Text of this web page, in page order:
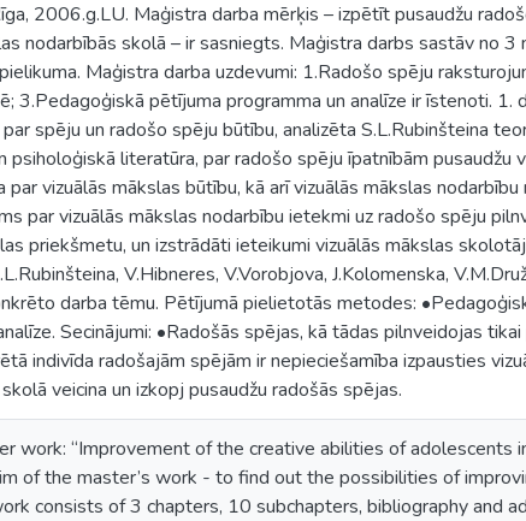
2006.g.LU. Maģistra darba mērķis – izpētīt pusaudžu
nodarbībās skolā – ir sasniegts. Maģistra darbs sastāv no 3
Maģistra darba uzdevumi: 1.Radošo spēju
3.Pedagoģiskā pētījuma programma un analīze ir īstenoti. 1.
spēju un radošo spēju būtību, analizēta S.L.Rubinšteina
psiholoģiskā literatūra, par radošo spēju īpatnībām pusaudžu
vizuālās mākslas būtību, kā arī vizuālās mākslas nodarbību
par vizuālās mākslas nodarbību ietekmi uz radošo spēju
priekšmetu, un izstrādāti ieteikumi vizuālās mākslas
V.Hibneres, V.Vorobjova, J.Kolomenska,
darba tēmu. Pētījumā pielietotās metodes:
Secinājumi: •Radošās spējas, kā tādas pilnveidojas
indivīda radošajām spējām ir nepieciešamība izpausties
veicina un izkopj pusaudžu radošās spējas.
work: “Improvement of the creative abilities of adolescents
of the master’s work - to find out the possibilities of
consists of 3 chapters, 10 subchapters, bibliography and